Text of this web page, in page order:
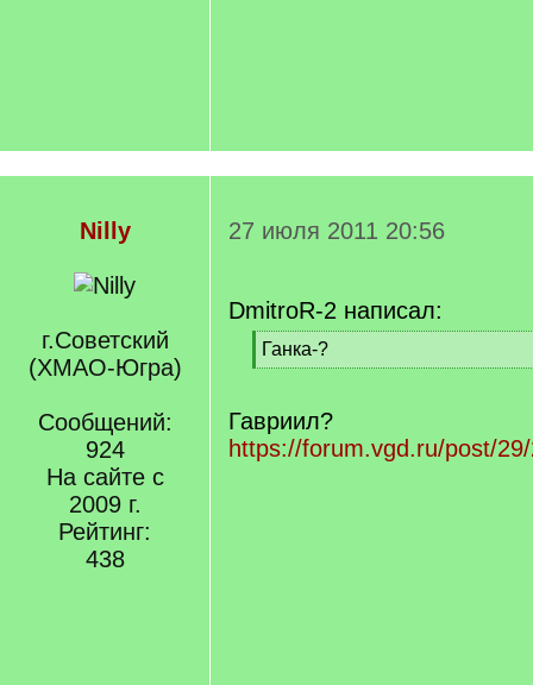
Nilly
г.Советский
(ХМАО-Югра)
Сообщений:
924
На сайте с
2009 г.
Рейтинг:
438
27 июля 2011 20:56
DmitroR-2 написал:
[
q
Ганка-?
[
q
]
Гавриил?
https://forum.vgd.ru/post/